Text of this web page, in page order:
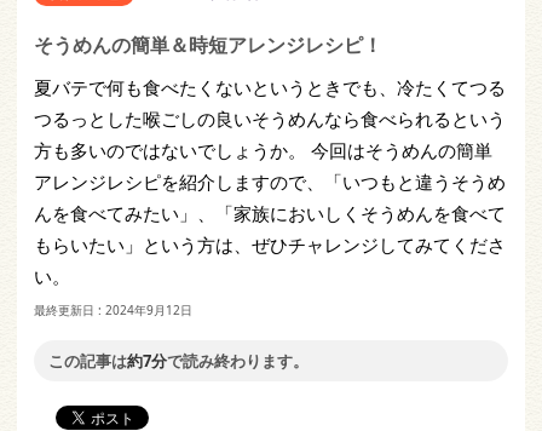
そうめんの簡単＆時短アレンジレシピ！
夏バテで何も食べたくないというときでも、冷たくてつる
つるっとした喉ごしの良いそうめんなら食べられるという
方も多いのではないでしょうか。 今回はそうめんの簡単
アレンジレシピを紹介しますので、「いつもと違うそうめ
んを食べてみたい」、「家族においしくそうめんを食べて
もらいたい」という方は、ぜひチャレンジしてみてくださ
い。
最終更新日 : 2024年9月12日
この記事は約7分で読み終わります。